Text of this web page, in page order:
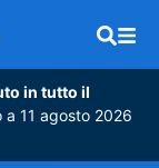
in tutto il
11 agosto 2026